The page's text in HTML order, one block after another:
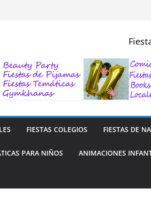
FIESTAS COLEGIOS FIESTAS DE
PARA NIÑOS ANIMACIONES